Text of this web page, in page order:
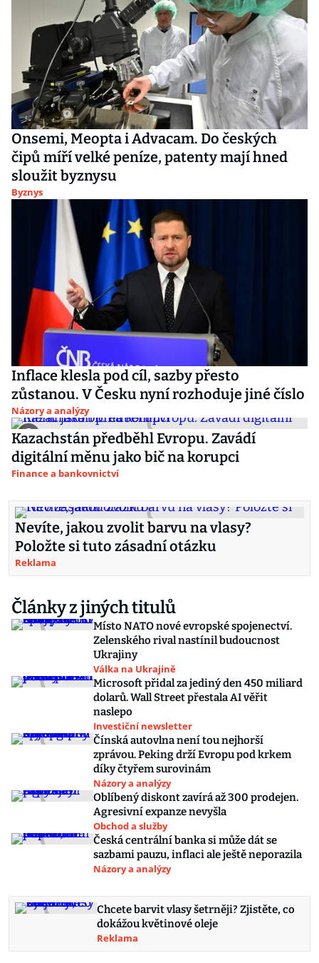
Onsemi, Meopta i Advacam. Do českých
čipů míří velké peníze, patenty mají hned
sloužit byznysu
Byznys
Inflace klesla pod cíl, sazby přesto
zůstanou. V Česku nyní rozhoduje jiné číslo
Názory a analýzy
Kazachstán předběhl Evropu. Zavádí
digitální měnu jako bič na korupci
Finance a bankovnictví
Nevíte, jakou zvolit barvu na vlasy?
Položte si tuto zásadní otázku
Reklama
Články z jiných titulů
Místo NATO nové evropské spojenectví.
Zelenského rival nastínil budoucnost
Ukrajiny
Válka na Ukrajině
Microsoft přidal za jediný den 450 miliard
dolarů. Wall Street přestala AI věřit
naslepo
Investiční newsletter
Čínská autovlna není tou nejhorší
zprávou. Peking drží Evropu pod krkem
díky čtyřem surovinám
Názory a analýzy
Oblíbený diskont zavírá až 300 prodejen.
Agresivní expanze nevyšla
Obchod a služby
Česká centrální banka si může dát se
sazbami pauzu, inflaci ale ještě neporazila
Názory a analýzy
Chcete barvit vlasy šetrněji? Zjistěte, co
dokážou květinové oleje
Reklama